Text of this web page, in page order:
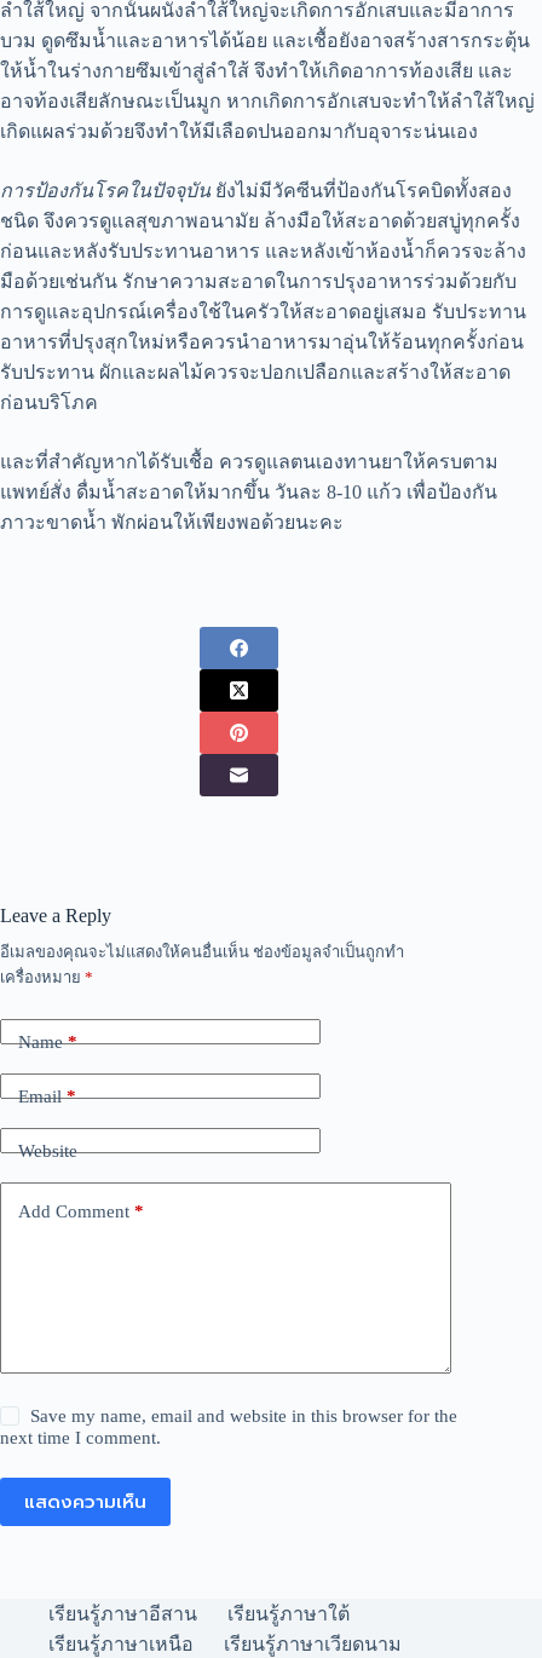
ลำใส้ใหญ่ จากนั้นผนังลำใส้ใหญ่จะเกิดการอักเสบและมีอาการ
บวม ดูดซึมน้ำและอาหารได้น้อย และเชื้อยังอาจสร้างสารกระตุ้น
ให้น้ำในร่างกายซึมเข้าสู่ลำใส้ จึงทำให้เกิดอาการท้องเสีย และ
อาจท้องเสียลักษณะเป็นมูก หากเกิดการอักเสบจะทำให้ลำใส้ใหญ่
เกิดแผลร่วมด้วยจึงทำให้มีเลือดปนออกมากับอุจาระน่นเอง
การป้องกันโรคในปัจจุบัน ยังไม่มีวัคซีนที่ป้องกันโรคบิดทั้งสอง
ชนิด จึงควรดูแลสุขภาพอนามัย ล้างมือให้สะอาดด้วยสบู่ทุกครั้ง
ก่อนและหลังรับประทานอาหาร และหลังเข้าห้องน้ำก็ควรจะล้าง
มือด้วยเช่นกัน รักษาความสะอาดในการปรุงอาหารร่วมด้วยกับ
การดูและอุปกรณ์เครื่องใช้ในครัวให้สะอาดอยู่เสมอ รับประทาน
อาหารที่ปรุงสุกใหม่หรือควรนำอาหารมาอุ่นให้ร้อนทุกครั้งก่อน
รับประทาน ผักและผลไม้ควรจะปอกเปลือกและสร้างให้สะอาด
ก่อนบริโภค
และที่สำคัญหากได้รับเชื้อ ควรดูแลตนเองทานยาให้ครบตาม
แพทย์สั่ง ดื่มน้ำสะอาดให้มากขึ้น วันละ 8-10 แก้ว เพื่อป้องกัน
ภาวะขาดน้ำ พักผ่อนให้เพียงพอด้วยนะคะ
Leave a Reply
อีเมลของคุณจะไม่แสดงให้คนอื่นเห็น ช่องข้อมูลจำเป็นถูกทำ
เครื่องหมาย *
Name*
Email*
Website
Add Comment *
Save my name, email and website in this browser for the
next time I comment.
แสดงความเห็น
เรียนรู้ภาษาอีสาน
เรียนรู้ภาษาใต้
เรียนรู้ภาษาเหนือ
เรียนรู้ภาษาเวียดนาม